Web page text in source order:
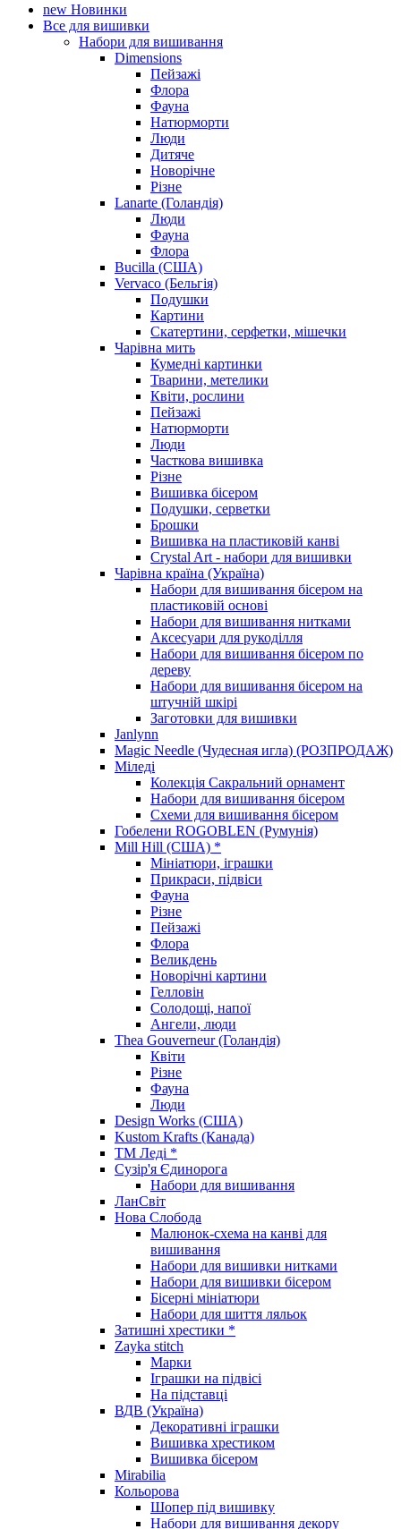
new Новинки
Все для вишивки
Набори для вишивання
Dimensions
Пейзажі
Флора
Фауна
Натюрморти
Люди
Дитяче
Новорічне
Різне
Lanarte (Голандія)
Люди
Фауна
Флора
Bucilla (США)
Vervaco (Бельгія)
Подушки
Картини
Скатертини, серфетки, мішечки
Чарiвна мить
Кумедні картинки
Тварини, метелики
Квіти, рослини
Пейзажі
Натюрморти
Люди
Часткова вишивка
Різне
Вишивка бісером
Подушки, серветки
Брошки
Вишивка на пластиковій канві
Crystal Art - набори для вишивки
Чарівна країна (Україна)
Набори для вишивання бісером на
пластиковій основі
Набори для вишивання нитками
Аксесуари для рукоділля
Набори для вишивання бісером по
дереву
Набори для вишивання бісером на
штучній шкірі
Заготовки для вишивки
Janlynn
Magic Needle (Чудесная игла) (РОЗПРОДАЖ)
Міледі
Колекція Сакральний орнамент
Набори для вишивання бісером
Схеми для вишивання бісером
Гобелени ROGOBLEN (Румунія)
Mill Hill (США) *
Мініатюри, іграшки
Прикраси, підвіси
Фауна
Різне
Пейзажі
Флора
Великдень
Новорічні картини
Гелловін
Солодощі, напої
Ангели, люди
Thea Gouverneur (Голандія)
Квіти
Різне
Фауна
Люди
Design Works (США)
Kustom Krafts (Канада)
ТМ Леді *
Сузір'я Єдинорога
Набори для вишивання
ЛанСвіт
Нова Слобода
Малюнок-схема на канві для
вишивання
Набори для вишивки нитками
Набори для вишивки бісером
Бісерні мініатюри
Набори для шиття ляльок
Затишні хрестики *
Zayka stitch
Марки
Іграшки на підвісі
На підставці
ВДВ (Україна)
Декоративні іграшки
Вишивка хрестиком
Вишивка бісером
Mirabilia
Кольорова
Шопер під вишивку
Набори для вишивання декору